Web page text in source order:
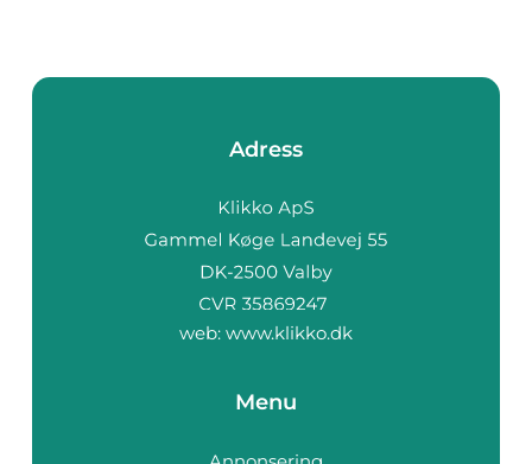
Adress
web: www.klikko.dk
Menu